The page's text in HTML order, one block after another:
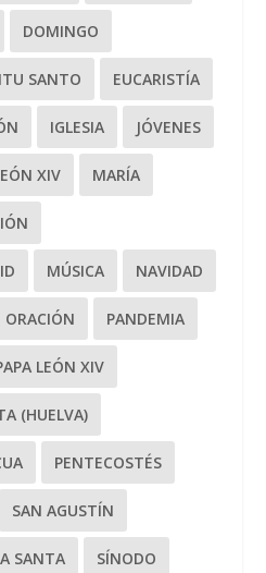
DOMINGO
SANTO EUCARISTÍA
IGLESIA JÓVENES
XIV MARÍA
MÚSICA NAVIDAD
ORACIÓN PANDEMIA
LEÓN XIV
(HUELVA)
PENTECOSTÉS
SAN AGUSTÍN
SANTA SÍNODO